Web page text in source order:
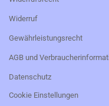
Widerruf
Gewährleistungsrecht
AGB und
Datenschutz
Cookie Einstellungen